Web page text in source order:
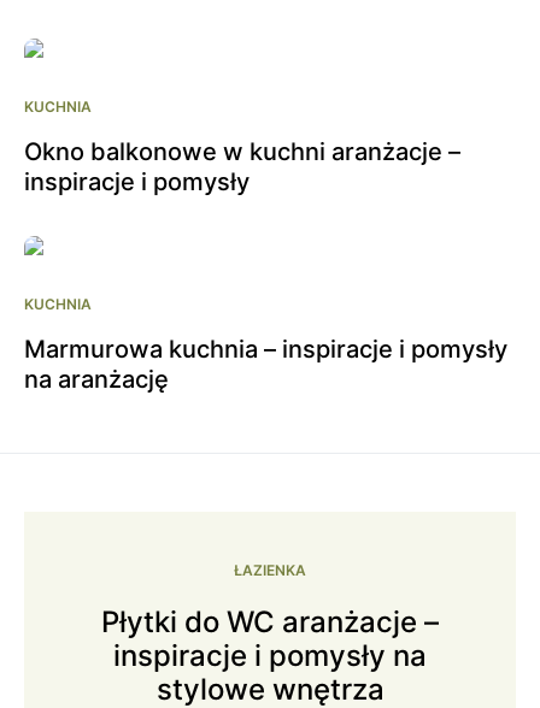
KUCHNIA
Okno balkonowe w kuchni aranżacje –
inspiracje i pomysły
KUCHNIA
Marmurowa kuchnia – inspiracje i pomysły
na aranżację
ŁAZIENKA
Płytki do WC aranżacje –
inspiracje i pomysły na
stylowe wnętrza